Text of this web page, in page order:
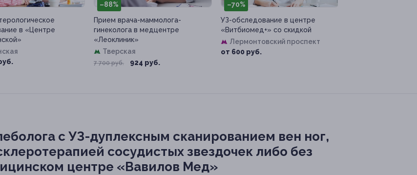
в «Центре
–88%
Прием врача-маммолога-
гинеколога в медцентре
«Леоклиник»
Тверская
7 700 руб. 924 руб.
–70%
УЗ-обследование в центре
«Витбиомед+» со скидкой
Лермонтовский проспект
от 600 руб.
с УЗ-дуплексным сканированием вен ног,
сосудистых звездочек либо без
центре «Вавилов Мед»